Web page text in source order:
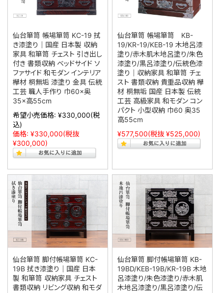
仙台箪笥 帳場箪笥 KC-19 拭
き漆塗り｜国産 日本製 収納
家具 和箪笥 チェスト 引き出し
付き 書類収納 ベッドサイド ソ
ファサイド 和モダン インテリア
欅材 桐無垢 漆塗り 金具 伝統
工芸 職人手作り 巾60×奥
35×高55cm
希望小売価格: ¥330,000(税
込)
価格: ¥330,000(税抜
¥300,000)
仙台箪笥 帳場箪笥 KB-
19/KR-19/KEB-19 木地呂漆
塗り/赤木肌木地呂塗り/朱色
漆塗り/黒呂漆塗り/伝統色漆
塗り｜収納家具 和箪笥 チェ
スト 書類収納 貴重品収納 欅
材 桐無垢 国産 日本製 伝統
工芸 高級家具 和モダン コン
パクト 小型収納 巾60 奥35
高55cm
¥577,500(税抜 ¥525,000)
仙台箪笥 脚付帳場箪笥 KC-
19B 拭き漆塗り｜国産 日本
製 和箪笥 収納家具 チェスト
書類収納 リビング収納 和モダ
仙台箪笥 脚付帳場箪笥 KB-
19BD/KEB-19B/KR-19B 木地
呂漆塗り/朱色漆塗り/赤木肌
木地呂漆塗り/黒呂漆塗り/伝